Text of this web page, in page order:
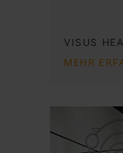
VISUS
MEHR